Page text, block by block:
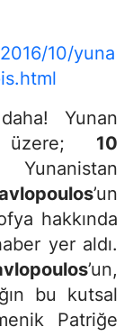
10/yuna
Yunan
üzere; 10
’un
hakkında
yer aldı.
’un,
bu kutsal
Patriğe